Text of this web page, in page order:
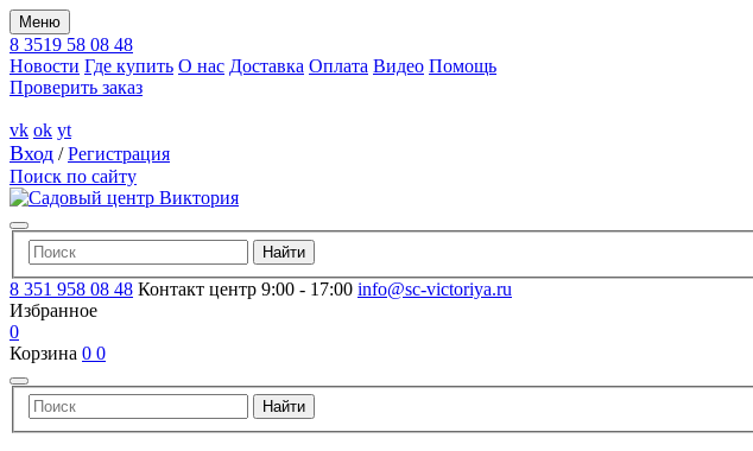
Меню
8 3519 58 08 48
Новости Где купить О нас Доставка Оплата Видео Помощь
Проверить заказ
vk ok yt
Вход /Регистрация
Поиск по сайту
8 351 958 08 48 Контакт центр 9:00 - 17:00 info@sc-victoriya.ru
Избранное
0
Корзина 0 0